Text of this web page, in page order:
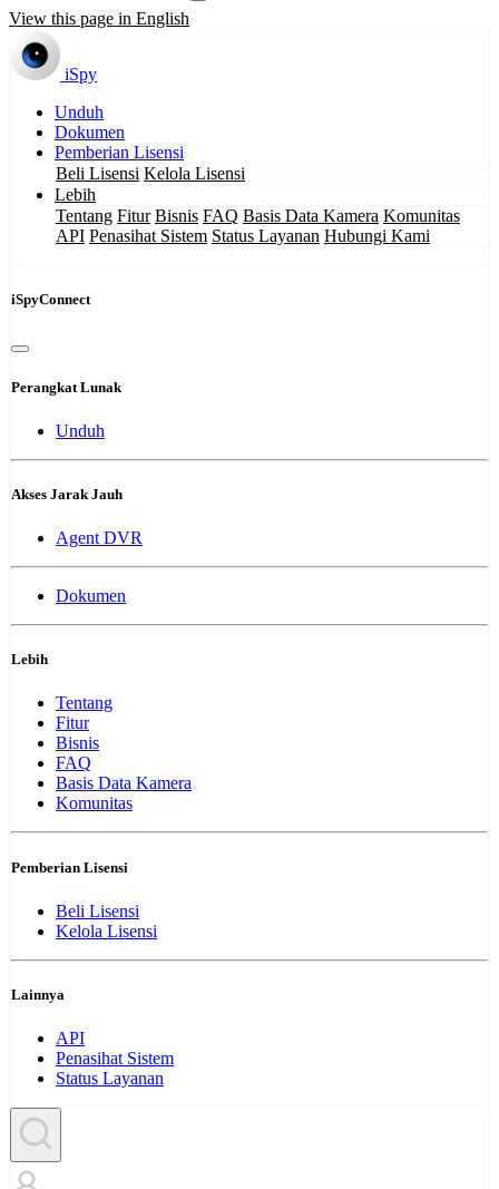
View this page in English
iSpy
Unduh
Dokumen
Pemberian Lisensi
Beli Lisensi Kelola Lisensi
Lebih
Tentang Fitur Bisnis FAQ Basis Data Kamera Komunitas
API Penasihat Sistem Status Layanan Hubungi Kami
iSpyConnect
Perangkat Lunak
Unduh
Akses Jarak Jauh
Agent DVR
Dokumen
Lebih
Tentang
Fitur
Bisnis
FAQ
Basis Data Kamera
Komunitas
Pemberian Lisensi
Beli Lisensi
Kelola Lisensi
Lainnya
API
Penasihat Sistem
Status Layanan